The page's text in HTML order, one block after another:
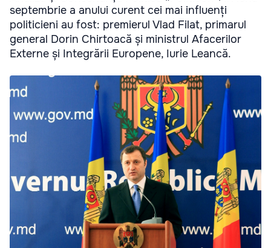
septembrie a anului curent cei mai influenți
politicieni au fost: premierul Vlad Filat, primarul
general Dorin Chirtoacă și ministrul Afacerilor
Externe și Integrării Europene, Iurie Leancă.